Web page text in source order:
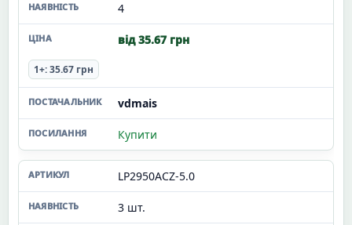
4
від 35.67 грн
1+: 35.67 грн
vdmais
Купити
LP2950ACZ-5.0
3 шт.